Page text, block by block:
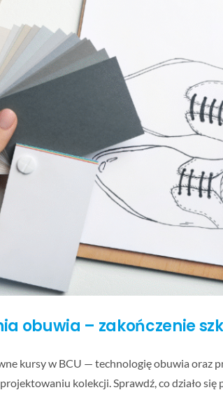
obuwia – zakończenie
kursy w BCU — technologię obuwia oraz
kolekcji. Sprawdź, co działo się